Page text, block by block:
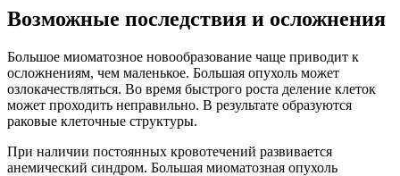
Возможные последствия и осложнения
Большое миоматозное новообразование чаще приводит к
осложнениям, чем маленькое. Большая опухоль может
озлокачествляться. Во время быстрого роста деление клеток
может проходить неправильно. В результате образуются
раковые клеточные структуры.
При наличии постоянных кровотечений развивается
анемический синдром. Большая миоматозная опухоль